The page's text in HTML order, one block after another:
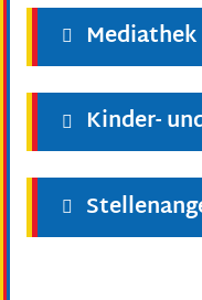
Mediathek
Kinder-